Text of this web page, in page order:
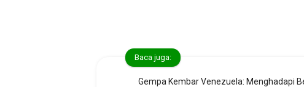
Baca juga:
Gempa Kembar Venezuela: Menghadapi